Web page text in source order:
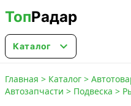
ТопРадар
Каталог 
Главная > Каталог >
Автозапчасти > Подвеска >